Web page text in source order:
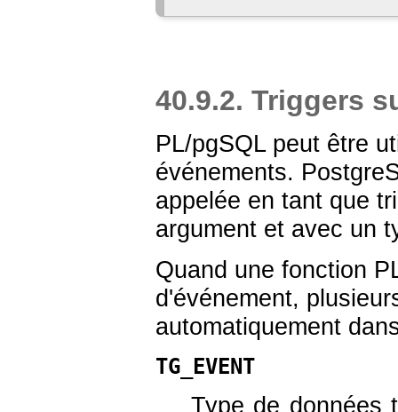
40.9.2. Triggers
PL/pgSQLpeut être
événements.
appelée en tant que
argument et avec un
Quand une fonction
d'événement,
automatiquement
TG_EVENT
Type de données